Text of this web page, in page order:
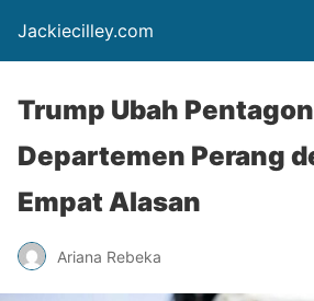
Jackiecilley.com
Trump Ubah
Departemen Perang
Empat Alasan
Ariana Rebeka